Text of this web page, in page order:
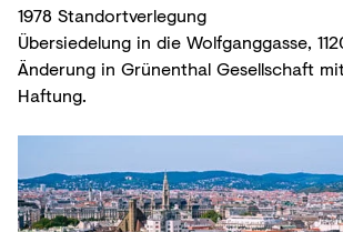
1978 Standortverlegung
Übersiedelung in die Wolfganggasse,
Änderung in Grünenthal Gesellschaft
Haftung.